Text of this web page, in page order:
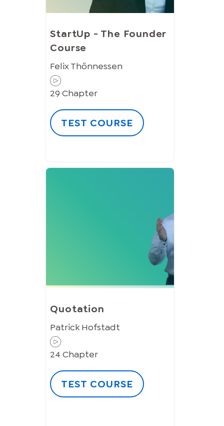
StartUp - The Founder
Course
Felix Thönnessen
29 Chapter
TEST COURSE
Quotation
Patrick Hofstadt
24 Chapter
TEST COURSE